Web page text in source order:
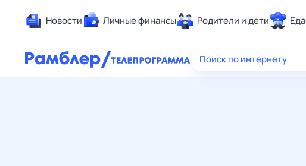
Новости Личные финансы Родители и дети Еда
Здоровье
Поиск по интернету